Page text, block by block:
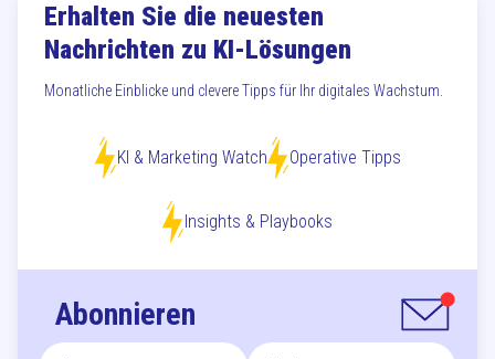
Erhalten Sie die neuesten
Nachrichten zu KI-Lösungen
Monatliche Einblicke und clevere Tipps für Ihr digitales Wachstum.
KI & Marketing Watch Operative Tipps
Insights & Playbooks
Abonnieren